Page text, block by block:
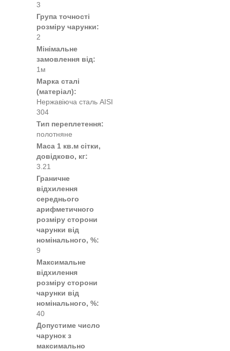
3
Група точності
розміру чарунки:
2
Мінімальне
замовлення від:
1м
Марка сталі
(матеріал):
Нержавіюча сталь AISI
304
Тип переплетення:
полотняне
Маса 1 кв.м сітки,
довідково, кг:
3.21
Граничне
відхилення
середнього
арифметичного
розміру сторони
чарунки від
номінального, %:
9
Максимальне
відхилення
розміру сторони
чарунки від
номінального, %:
40
Допустиме число
чарунок з
максимально